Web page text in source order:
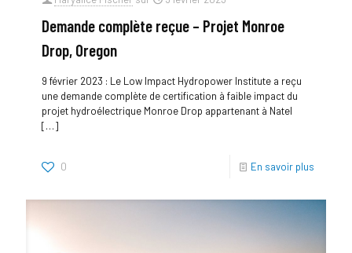
Demande complète reçue – Projet Monroe
Drop, Oregon
9 février 2023 : Le Low Impact Hydropower Institute a reçu
une demande complète de certification à faible impact du
projet hydroélectrique Monroe Drop appartenant à Natel
[…]
0 En savoir plus